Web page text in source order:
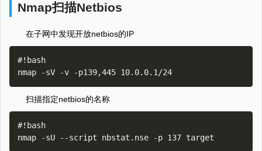
Nmap扫描Netbios
在子网中发现开放netbios的IP
#!bash
扫描指定netbios的名称
#!bash